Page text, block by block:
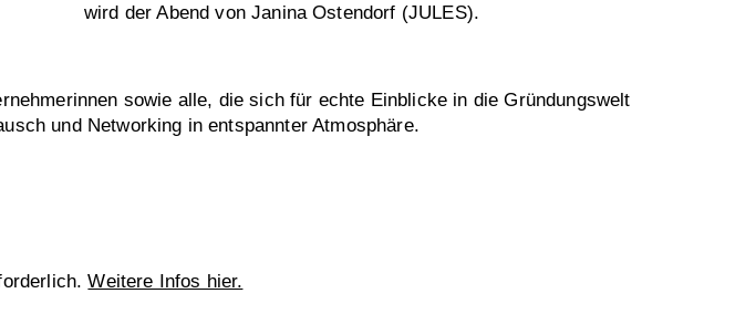
wird der Abend von Janina Ostendorf (JULES).
sowie alle, die sich für echte Einblicke in die Gründungswelt
und Networking in entspannter Atmosphäre.
Weitere Infos hier.